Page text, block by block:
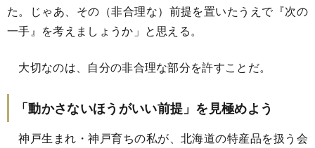
た。じゃあ、その（非合理な）前提を置いたうえで『次の
一手』を考えましょうか」と思える。
大切なのは、自分の非合理な部分を許すことだ。
「動かさないほうがいい前提」を見極めよう
神戸生まれ・神戸育ちの私が、北海道の特産品を扱う会